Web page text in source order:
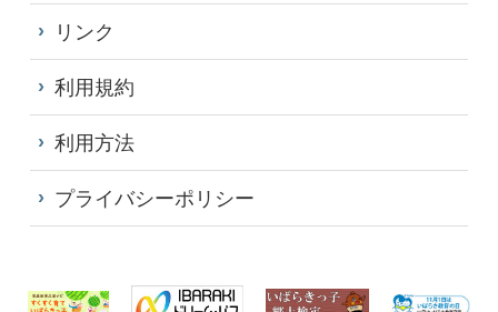
リンク
利用規約
利用方法
プライバシーポリシー